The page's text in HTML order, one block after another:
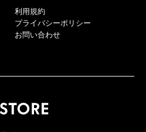
利用規約
プライバシーポリシー
お問い合わせ